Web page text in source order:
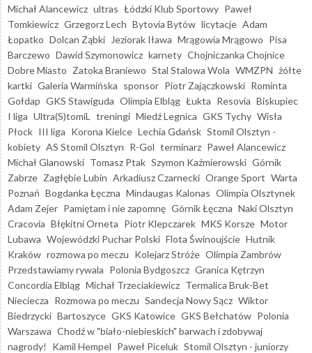
Michał Alancewicz ultras Łódzki Klub Sportowy Paweł
Tomkiewicz Grzegorz Lech Bytovia Bytów licytacje Adam
Łopatko Dolcan Ząbki Jeziorak Iława Mrągowia Mrągowo Pisa
Barczewo Dawid Szymonowicz karnety Chojniczanka Chojnice
Dobre Miasto Zatoka Braniewo Stal Stalowa Wola WMZPN żółte
kartki Galeria Warmińska sponsor Piotr Zajączkowski Rominta
Gołdap GKS Stawiguda Olimpia Elbląg Łukta Resovia Biskupiec
I liga Ultra(S)tomiL treningi Miedź Legnica GKS Tychy Wisła
Płock III liga Korona Kielce Lechia Gdańsk Stomil Olsztyn -
kobiety AS Stomil Olsztyn R-Gol terminarz Paweł Alancewicz
Michał Glanowski Tomasz Ptak Szymon Kaźmierowski Górnik
Zabrze Zagłębie Lubin Arkadiusz Czarnecki Orange Sport Warta
Poznań Bogdanka Łęczna Mindaugas Kalonas Olimpia Olsztynek
Adam Zejer Pamiętam i nie zapomnę Górnik Łęczna Naki Olsztyn
Cracovia Błękitni Orneta Piotr Klepczarek MKS Korsze Motor
Lubawa Wojewódzki Puchar Polski Flota Świnoujście Hutnik
Kraków rozmowa po meczu Kolejarz Stróże Olimpia Zambrów
Przedstawiamy rywala Polonia Bydgoszcz Granica Kętrzyn
Concordia Elbląg Michał Trzeciakiewicz Termalica Bruk-Bet
Nieciecza Rozmowa po meczu Sandecja Nowy Sącz Wiktor
Biedrzycki Bartoszyce GKS Katowice GKS Bełchatów Polonia
Warszawa Chodź w "biało-niebieskich" barwach i zdobywaj
nagrody!
Kamil Hempel Paweł Piceluk Stomil Olsztyn - juniorzy